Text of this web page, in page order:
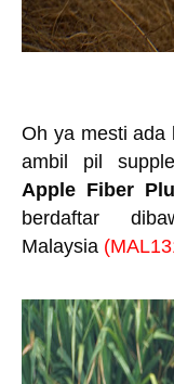
Oh ya mesti ada
ambil pil
Apple Fiber
berdaftar
Malaysia